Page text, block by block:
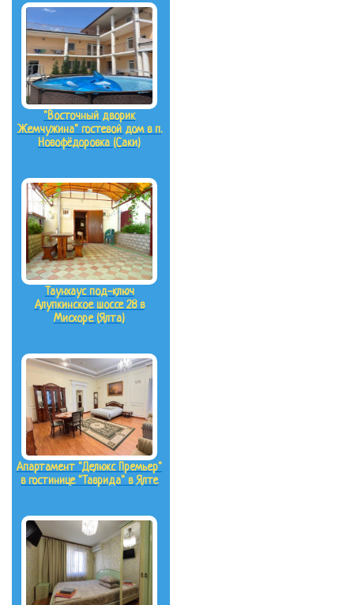
"Восточный дворик
Жемчужина" гостевой дом в п.
Новофёдоровка (Саки)
Таунхаус под-ключ
Алупкинское шоссе 28 в
Мисхоре (Ялта)
Апартамент "Делюкс Премьер"
в гостинице "Таврида" в Ялте